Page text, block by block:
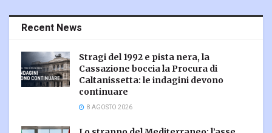
Recent News
Stragi del 1992 e pista nera, la
Cassazione boccia la Procura di
Caltanissetta: le indagini devono
continuare
8 AGOSTO 2026